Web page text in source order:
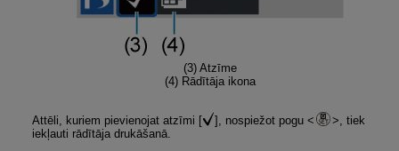
(3) Atzīme
(4) Rādītāja ikona
Attēli, kuriem pievienojat atzīmi [ ], nospiežot pogu
, tiek
iekļauti rādītāja drukāšanā.